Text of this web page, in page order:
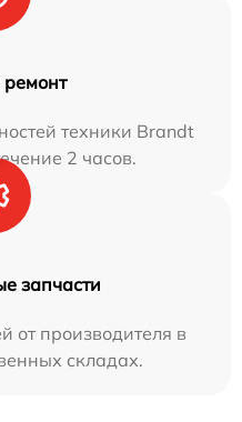
техники Brandt
2 часов.
запчасти
от производителя в
складах.